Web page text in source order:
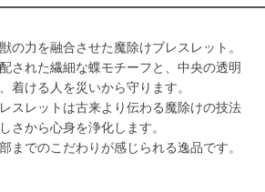
の力を融合させた魔除けブレスレット。
された繊細な蝶モチーフと、中央の透明
着ける人を災いから守ります。
スレットは古来より伝わる魔除けの技法
さから心身を浄化します。
までのこだわりが感じられる逸品です。